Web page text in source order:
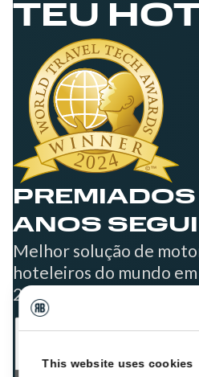
This website uses cookies
TEU
PREMIADOS
ANOS
Melhor solução de
hoteleiros do mundo
2024 e 2025